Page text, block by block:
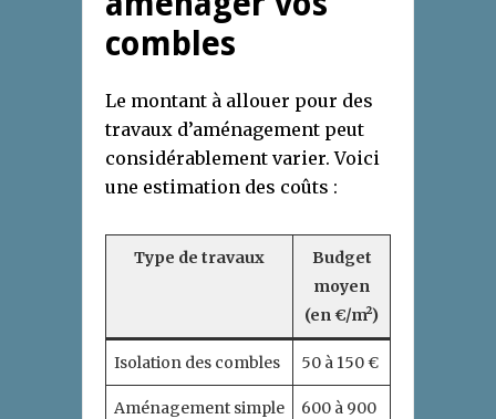
combles
Le montant à allouer pour des
travaux d’aménagement peut
considérablement varier. Voici
une estimation des coûts :
Type de travaux
Budget
moyen
(en €/m²)
Isolation des combles 50 à 150 €
Aménagement simple
600 à 900